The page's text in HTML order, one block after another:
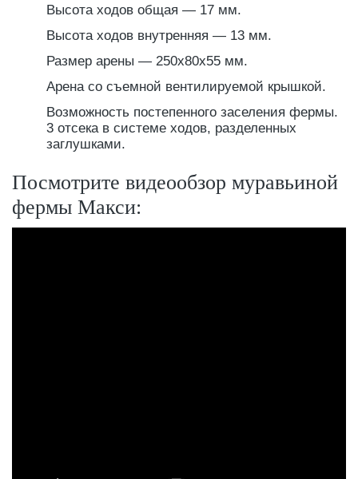
Высота ходов общая — 17 мм.
Высота ходов внутренняя — 13 мм.
Размер арены — 250x80х55 мм.
Арена со съемной вентилируемой крышкой.
Возможность постепенного заселения фермы.
3 отсека в системе ходов, разделенных
заглушками.
Посмотрите видеообзор муравьиной
фермы Макси: